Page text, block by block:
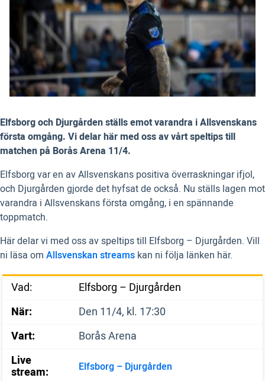
Elfsborg och Djurgården ställs emot varandra i Allsvenskans
första omgång. Vi delar här med oss av vårt speltips till
matchen på Borås Arena 11/4.
Elfsborg var en av Allsvenskans positiva överraskningar ifjol,
och Djurgården gjorde det hyfsat de också. Nu ställs lagen mot
varandra i Allsvenskans första omgång, i en spännande
toppmatch.
Här delar vi med oss av speltips till Elfsborg – Djurgården. Vill
ni läsa om Allsvenskan streams kan ni följa länken här.
Vad:
Elfsborg – Djurgården
När:
Den 11/4, kl. 17:30
Vart:
Borås Arena
Live
stream: Elfsborg – Djurgården